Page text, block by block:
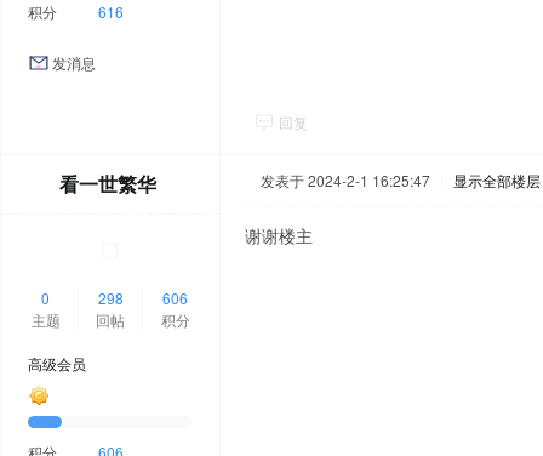
积分 616
发消息
回复
看一世繁华
0
主题
298
回帖
606
积分
高级会员
积分 606
发表于 2024-2-1 16:25:47 显示全部楼层
谢谢楼主